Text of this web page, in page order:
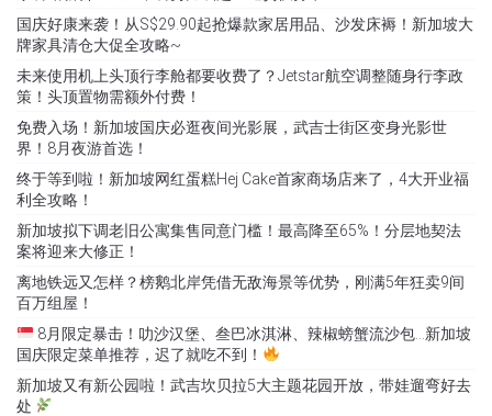
国庆好康来袭！从S$29.90起抢爆款家居用品、沙发床褥！新加坡大
牌家具清仓大促全攻略~
未来使用机上头顶行李舱都要收费了？Jetstar航空调整随身行李政
策！头顶置物需额外付费！
免费入场！新加坡国庆必逛夜间光影展，武吉士街区变身光影世
界！8月夜游首选！
终于等到啦！新加坡网红蛋糕Hej Cake首家商场店来了，4大开业福
利全攻略！
新加坡拟下调老旧公寓集售同意门槛！最高降至65%！分层地契法
案将迎来大修正！
离地铁远又怎样？榜鹅北岸凭借无敌海景等优势，刚满5年狂卖9间
百万组屋！
8月限定暴击！叻沙汉堡、叁巴冰淇淋、辣椒螃蟹流沙包…新加坡
国庆限定菜单推荐，迟了就吃不到！
新加坡又有新公园啦！武吉坎贝拉5大主题花园开放，带娃遛弯好去
处